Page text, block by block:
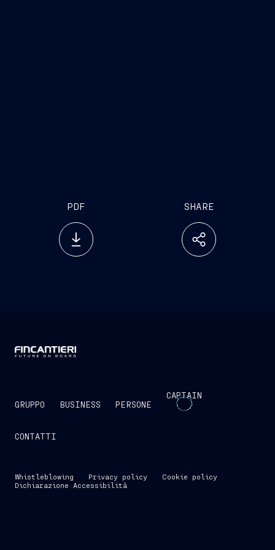
PDF SHARE
GRUPPO BUSINESS PERSONE
CAPTAIN
CONTATTI
Whistleblowing Privacy policy
Cookie policy
Dichiarazione Accessibilità